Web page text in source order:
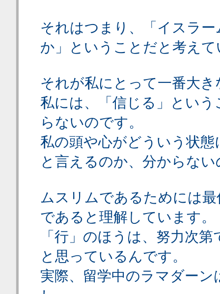
それはつまり、「イスラ
か」ということだと考えて
それが私にとって一番大
私には、「信じる」とい
らないのです。
私の頭や心がどういう状
と言えるのか、分からな
ムスリムであるためには
であると理解しています。
「行」のほうは、努力次
と思っているんです。
実際、留学中のラマダー